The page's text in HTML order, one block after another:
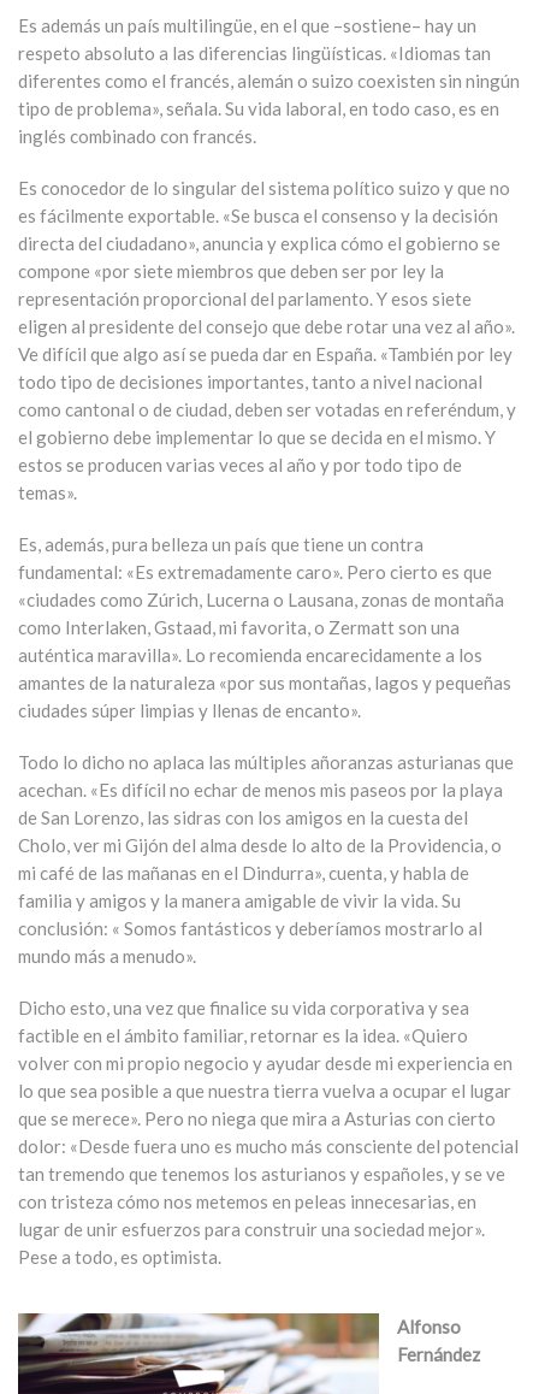
Es además un país multilingüe, en el que –sostiene– hay un
respeto absoluto a las diferencias lingüísticas. «Idiomas tan
diferentes como el francés, alemán o suizo coexisten sin ningún
tipo de problema», señala. Su vida laboral, en todo caso, es en
inglés combinado con francés.
Es conocedor de lo singular del sistema político suizo y que no
es fácilmente exportable. «Se busca el consenso y la decisión
directa del ciudadano», anuncia y explica cómo el gobierno se
compone «por siete miembros que deben ser por ley la
representación proporcional del parlamento. Y esos siete
eligen al presidente del consejo que debe rotar una vez al año».
Ve difícil que algo así se pueda dar en España. «También por ley
todo tipo de decisiones importantes, tanto a nivel nacional
como cantonal o de ciudad, deben ser votadas en referéndum, y
el gobierno debe implementar lo que se decida en el mismo. Y
estos se producen varias veces al año y por todo tipo de
temas».
Es, además, pura belleza un país que tiene un contra
fundamental: «Es extremadamente caro». Pero cierto es que
«ciudades como Zúrich, Lucerna o Lausana, zonas de montaña
como Interlaken, Gstaad, mi favorita, o Zermatt son una
auténtica maravilla». Lo recomienda encarecidamente a los
amantes de la naturaleza «por sus montañas, lagos y pequeñas
ciudades súper limpias y llenas de encanto».
Todo lo dicho no aplaca las múltiples añoranzas asturianas que
acechan. «Es difícil no echar de menos mis paseos por la playa
de San Lorenzo, las sidras con los amigos en la cuesta del
Cholo, ver mi Gijón del alma desde lo alto de la Providencia, o
mi café de las mañanas en el Dindurra», cuenta, y habla de
familia y amigos y la manera amigable de vivir la vida. Su
conclusión: « Somos fantásticos y deberíamos mostrarlo al
mundo más a menudo».
Dicho esto, una vez que finalice su vida corporativa y sea
factible en el ámbito familiar, retornar es la idea. «Quiero
volver con mi propio negocio y ayudar desde mi experiencia en
lo que sea posible a que nuestra tierra vuelva a ocupar el lugar
que se merece». Pero no niega que mira a Asturias con cierto
dolor: «Desde fuera uno es mucho más consciente del potencial
tan tremendo que tenemos los asturianos y españoles, y se ve
con tristeza cómo nos metemos en peleas innecesarias, en
lugar de unir esfuerzos para construir una sociedad mejor».
Pese a todo, es optimista.
Alfonso
Fernández